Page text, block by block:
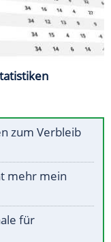
zum Verbleib
mehr mein
für